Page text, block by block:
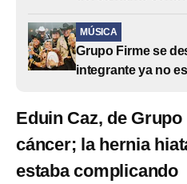
MÚSICA
Grupo Firme se
integrante ya no
Eduin Caz, de
cáncer; la hernia
estaba complicando